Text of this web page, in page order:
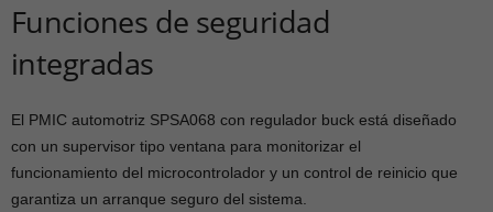
Funciones de seguridad
integradas
El PMIC automotriz SPSA068 con regulador buck está diseñado
con un supervisor tipo ventana para monitorizar el
funcionamiento del microcontrolador y un control de reinicio que
garantiza un arranque seguro del sistema.